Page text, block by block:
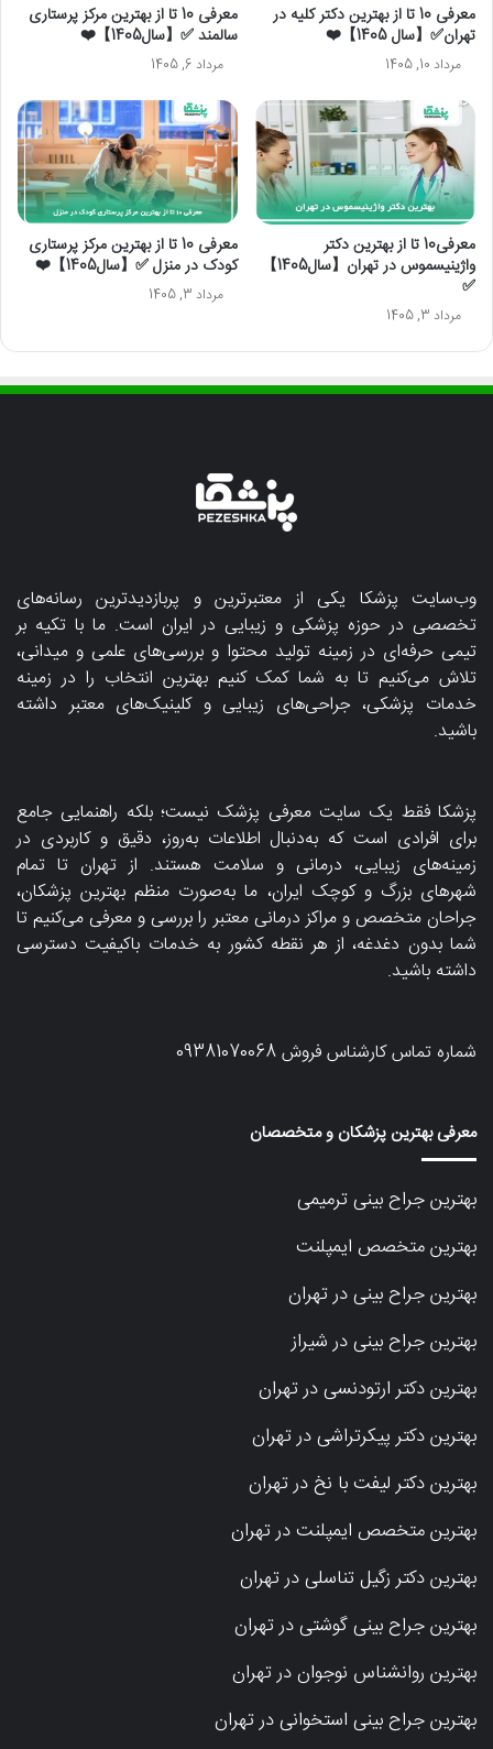
معرفی 10 تا از بهترین دکتر کلیه در
تهران✅【سال 1405】❤️
مرداد 10, 1405
معرفی 10 تا از بهترین مرکز پرستاری
سالمند ✅【سال1405】❤️
مرداد 6, 1405
معرفی10 تا از بهترین دکتر
واژینیسموس در تهران【سال1405】
✅
مرداد 3, 1405
معرفی 10 تا از بهترین مرکز پرستاری
کودک در منزل ✅【سال1405】❤️
مرداد 3, 1405
وب‌سایت پزشکا یکی از معتبرترین و پربازدیدترین رسانه‌های
تخصصی در حوزه پزشکی و زیبایی در ایران است. ما با تکیه بر
تیمی حرفه‌ای در زمینه تولید محتوا و بررسی‌های علمی و میدانی،
تلاش می‌کنیم تا به شما کمک کنیم بهترین انتخاب را در زمینه
خدمات پزشکی، جراحی‌های زیبایی و کلینیک‌های معتبر داشته
باشید.
پزشکا فقط یک سایت معرفی پزشک نیست؛ بلکه راهنمایی جامع
برای افرادی است که به‌دنبال اطلاعات به‌روز، دقیق و کاربردی در
زمینه‌های زیبایی، درمانی و سلامت هستند. از تهران تا تمام
شهرهای بزرگ و کوچک ایران، ما به‌صورت منظم بهترین پزشکان،
جراحان متخصص و مراکز درمانی معتبر را بررسی و معرفی می‌کنیم تا
شما بدون دغدغه، از هر نقطه کشور به خدمات باکیفیت دسترسی
داشته باشید.
شماره تماس کارشناس فروش09381070068
معرفی بهترین پزشکان و متخصصان
بهترین جراح بینی ترمیمی
بهترین متخصص ایمپلنت
بهترین جراح بینی در تهران
بهترین جراح بینی در شیراز
بهترین دکتر ارتودنسی در تهران
بهترین دکتر پیکرتراشی در تهران
بهترین دکتر لیفت با نخ در تهران
بهترین متخصص ایمپلنت در تهران
بهترین دکتر زگیل تناسلی در تهران
بهترین جراح بینی گوشتی در تهران
بهترین روانشناس نوجوان در تهران
بهترین جراح بینی استخوانی در تهران